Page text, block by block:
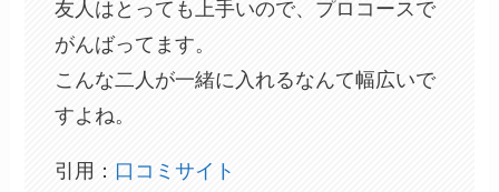
友人はとっても上手いので、プロコースで
がんばってます。
こんな二人が一緒に入れるなんて幅広いで
すよね。
引用： 口コミサイト